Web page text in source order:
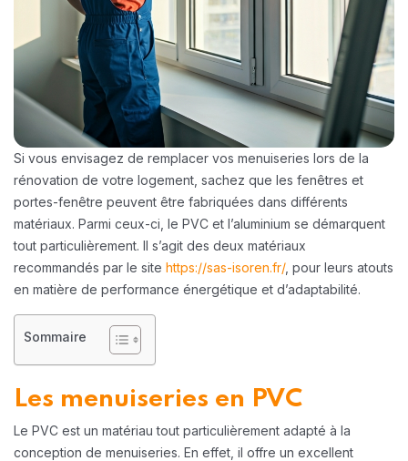
Si vous envisagez de remplacer vos menuiseries lors de la
rénovation de votre logement, sachez que les fenêtres et
portes-fenêtre peuvent être fabriquées dans différents
matériaux. Parmi ceux-ci, le PVC et l’aluminium se démarquent
tout particulièrement. Il s’agit des deux matériaux
recommandés par le site https://sas-isoren.fr/, pour leurs atouts
en matière de performance énergétique et d’adaptabilité.
Sommaire
Les menuiseries en PVC
Le PVC est un matériau tout particulièrement adapté à la
conception de menuiseries. En effet, il offre un excellent